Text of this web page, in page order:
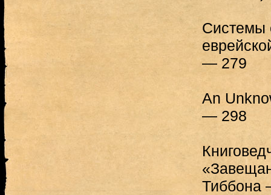
Системы
— 279
An
— 298
Тиббона